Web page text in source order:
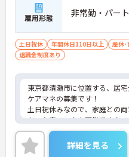
雇用形態 非常勤・パー
土日祝休 年間休日110日以上 産休･
退職金制度あり
東京都清瀬市に位置する、居
ケアマネの募集です！
土日祝休みなので、家庭との
た、在宅ワークも可能です♪
ご興味のある方には、面接対
に詳細をお話しいたしますので
さい！
詳細を見る